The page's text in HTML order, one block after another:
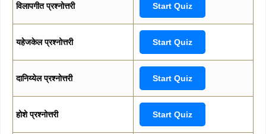
विलापगीत प्रश्नोत्तरी Start Quiz
यहेजकेल प्रश्नोत्तरी Start Quiz
दानिय्येल प्रश्नोत्तरी Start Quiz
होशे प्रश्नोत्तरी Start Quiz